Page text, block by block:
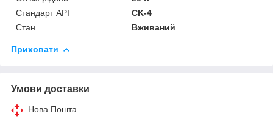
Стандарт API
CK-4
Стан
Вживаний
Приховати
Умови доставки
Нова Пошта